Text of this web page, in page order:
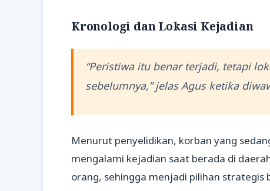
Kronologi dan Lokasi Kejadian
“Peristiwa itu benar terjadi, tetapi
sebelumnya,” jelas Agus ketika
Menurut penyelidikan, korban yang
mengalami kejadian saat berada di
orang, sehingga menjadi pilihan strategis